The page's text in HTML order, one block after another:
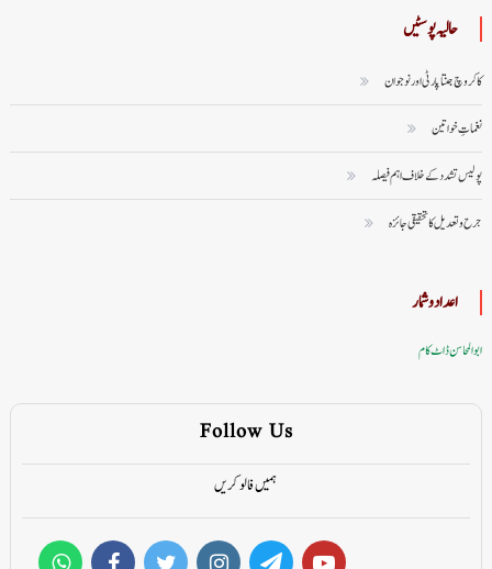
حالیہ پوسٹیں
کاکروچ جنتا پارٹی اور نوجوان
نغماتِ خواتین
پولیس تشدد کے خلاف اہم فیصلہ
جرح و تعدیل کا تحقیقی جائزہ
اعداد وشمار
ابوالمحاسن ڈاٹ کام
Follow Us
ہمیں فالو کریں